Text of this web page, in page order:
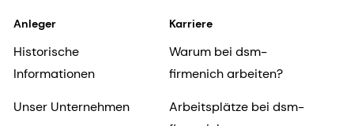
Anleger
Historische
Informationen
Unser Unternehmen
Karriere
Warum bei dsm-
firmenich arbeiten?
Arbeitsplätze bei dsm-